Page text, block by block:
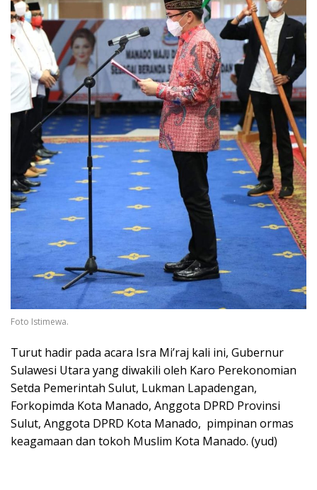
Foto Istimewa.
Turut hadir pada acara Isra Mi’raj kali ini, Gubernur
Sulawesi Utara yang diwakili oleh Karo Perekonomian
Setda Pemerintah Sulut, Lukman Lapadengan,
Forkopimda Kota Manado, Anggota DPRD Provinsi
Sulut, Anggota DPRD Kota Manado, pimpinan ormas
keagamaan dan tokoh Muslim Kota Manado. (yud)